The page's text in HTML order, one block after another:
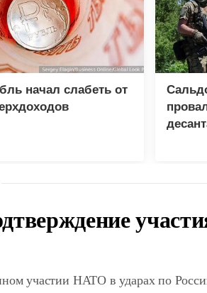
начал слабеть от
участии НАТО в ударах по